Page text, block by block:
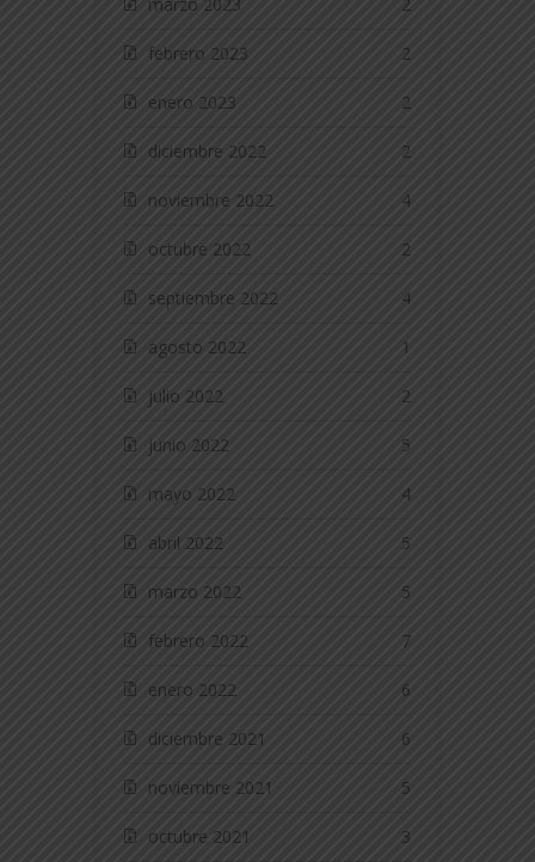
febrero 2023 2
enero 2023 2
diciembre 2022 2
noviembre 2022 4
octubre 2022 2
septiembre 2022 4
agosto 2022 1
julio 2022 2
junio 2022 5
mayo 2022 4
abril 2022 5
marzo 2022 5
febrero 2022 7
enero 2022 6
diciembre 2021 6
noviembre 2021 5
octubre 2021 3